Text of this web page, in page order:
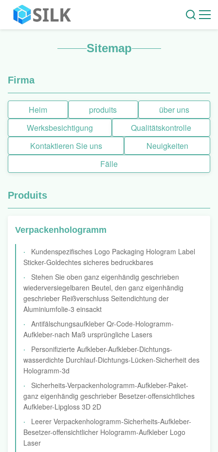
Sitemap
Firma
Heim produits
über uns
Werksbesichtigung
Qualitätskontrolle
Kontaktieren Sie uns
Neuigkeiten
Fälle
Produits
Verpackenhologramm
Kundenspezifisches Logo Packaging Hologram Label
Sticker-Goldechtes sicheres bedruckbares
Stehen Sie oben ganz eigenhändig geschrieben
wiederversiegelbaren Beutel, den ganz eigenhändig
geschrieber Reißverschluss Seitendichtung der
Aluminiumfolie-3 einsackt
Antifälschungsaufkleber Qr-Code-Hologramm-
Aufkleber-nach Maß ursprüngliche Lasers
Personifizierte Aufkleber-Aufkleber-Dichtungs-
wasserdichte Durchlauf-Dichtungs-Lücken-Sicherheit des
Hologramm-3d
Sicherheits-Verpackenhologramm-Aufkleber-Paket-
ganz eigenhändig geschrieber Besetzer-offensichtliches
Aufkleber-Lipgloss 3D 2D
Leerer Verpackenhologramm-Sicherheits-Aufkleber-
Besetzer-offensichtlicher Hologramm-Aufkleber Logo
Laser